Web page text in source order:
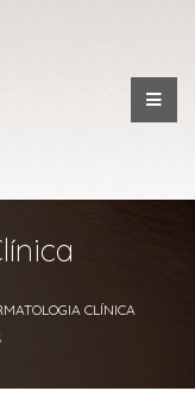
CLÍNICA